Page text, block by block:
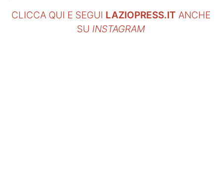
CLICCA QUI E SEGUI LAZIOPRESS.IT ANCHE
SU INSTAGRAM